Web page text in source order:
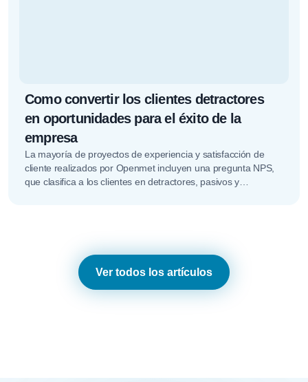
Como convertir los clientes detractores
en oportunidades para el éxito de la
empresa
La mayoría de proyectos de experiencia y satisfacción de
cliente realizados por Openmet incluyen una pregunta NPS,
que clasifica a los clientes en detractores, pasivos y
Ver todos los artículos